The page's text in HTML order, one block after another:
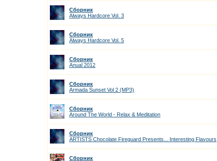
Сборник
Always Hardcore Vol. 3
Сборник
Always Hardcore Vol. 5
Сборник
Anual 2012
Сборник
Armada Sunset Vol 2 (MP3)
Сборник
Around The World - Relax & Meditation
Сборник
ARTISTS Chocolate Fireguard Presents... Interesting Flavours
Сборник